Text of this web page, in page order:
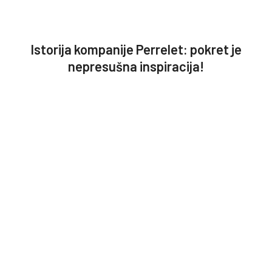
Istorija kompanije Perrelet: pokret je
nepresušna inspiracija!